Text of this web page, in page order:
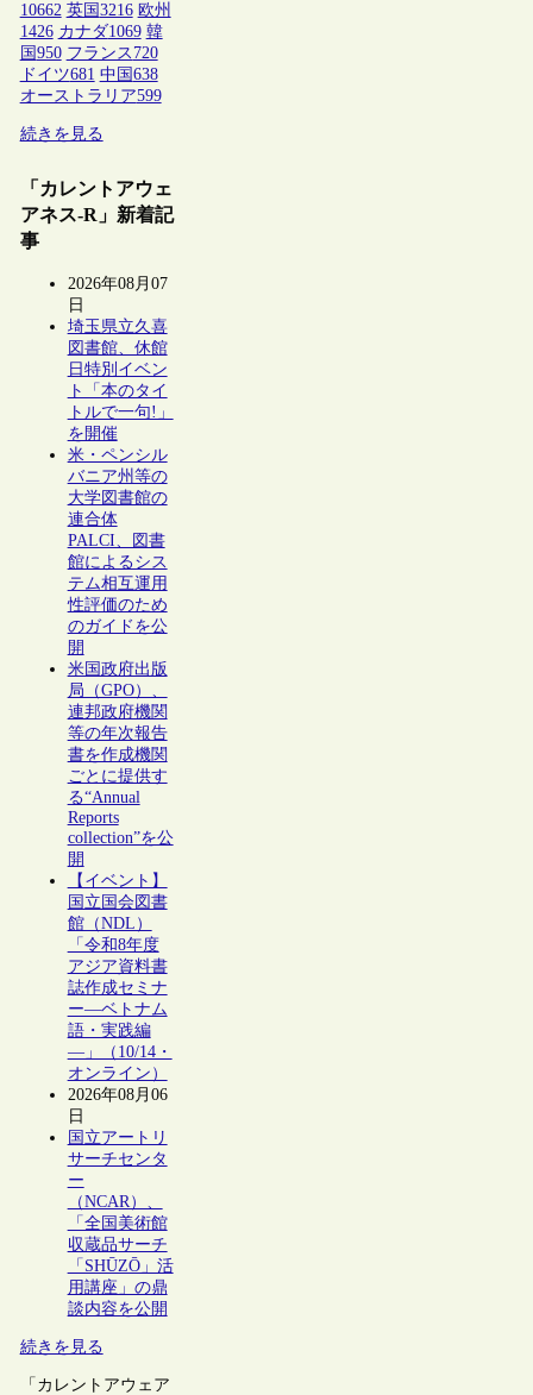
10662 英国 3216 欧州
1426 カナダ1069 韓
国 950 フランス 720
ドイツ681 中国 638
オーストラリア599
続きを見る
「カレントアウェ
アネス-R」新着記
事
2026年08月07
日
埼玉県立久喜
図書館、休館
日特別イベン
ト「本のタイ
トルで一句!」
を開催
米・ペンシル
バニア州等の
大学図書館の
連合体
PALCI、図書
館によるシス
テム相互運用
性評価のため
のガイドを公
開
米国政府出版
局（GPO）、
連邦政府機関
等の年次報告
書を作成機関
ごとに提供す
る“Annual
Reports
collection”を公
開
【イベント】
国立国会図書
館（NDL）
「令和8年度
アジア資料書
誌作成セミナ
ー―ベトナム
語・実践編
―」（10/14・
オンライン）
2026年08月06
日
国立アートリ
サーチセンタ
ー
（NCAR）、
「全国美術館
収蔵品サーチ
「SHŪZŌ」活
用講座」の鼎
談内容を公開
続きを見る
「カレントアウェア